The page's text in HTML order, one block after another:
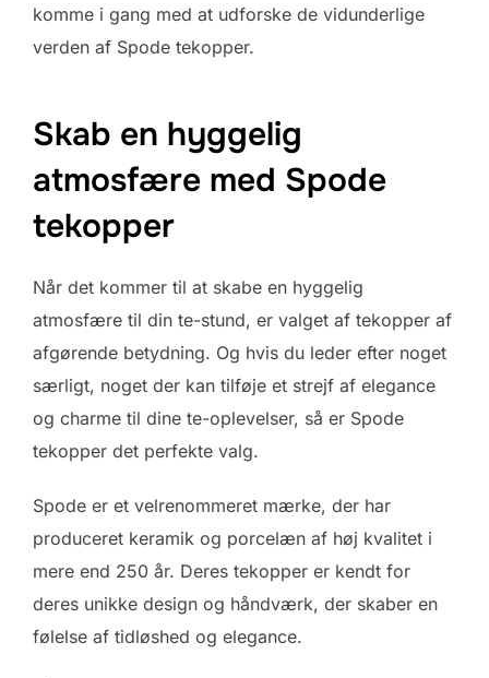
komme i gang med at udforske de vidunderlige
verden af Spode tekopper.
Skab en hyggelig
atmosfære med Spode
tekopper
Når det kommer til at skabe en hyggelig
atmosfære til din te-stund, er valget af tekopper af
afgørende betydning. Og hvis du leder efter noget
særligt, noget der kan tilføje et strejf af elegance
og charme til dine te-oplevelser, så er Spode
tekopper det perfekte valg.
Spode er et velrenommeret mærke, der har
produceret keramik og porcelæn af høj kvalitet i
mere end 250 år. Deres tekopper er kendt for
deres unikke design og håndværk, der skaber en
følelse af tidløshed og elegance.